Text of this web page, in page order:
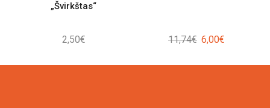
„Švirkštas“
2,50€ 11,74€ Original
was:
6,00€
is: